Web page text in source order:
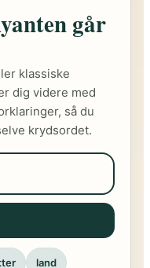
går
klassiske
dig videre med
så du
krydsordet.
land